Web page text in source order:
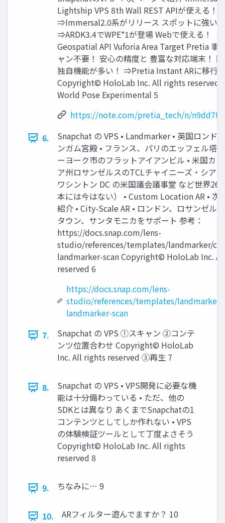
Lightship VPS 8th Wall REST APIが使える！
⇒Immersal2.0系がリリース スポットに強い！
⇒ARDK3.4でWPE*1が登場 Webで使える！
Geospatial API Vuforia Area Target Pretia 事
ャン不要！ 安心の精度と 豊富な対応端末！
独自機能が多い！ ⇒Pretia Instant ARに移行
Copyright© HoloLab Inc. All rights reserved
World Pose Experimental 5
https://note.com/pretia_tech/n/
6.
Snapchat の VPS • Landmarker • 英国ロンド
ンガム宮殿 • フランス、パリのエッフェル塔
ーヨーク市のフラットアイアンビル • 米国カ
ア州ロサンゼルスのTCLチャイニーズ・シア
ワシントン DC の米国議会議事堂 など世界26
本には今はない） • Custom Location AR • 次
紹介 • City-Scale AR • ロンドン、ロサンゼル
タウン、サンタモニカをサポート 参考：
https://docs.snap.com/lens-
studio/references/templates/landmarker/
landmarker-scan Copyright© HoloLab Inc.
reserved 6
https://docs.snap.com/lens-
studio/references/templates/
landmarker-scan
7.
Snapchat の VPS ①スキャン ②コンテ
ンツ位置合わせ Copyright© HoloLab
Inc. All rights reserved ③再生 7
8.
Snapchat の VPS • VPS開発に必要な機
能は十分備わっている • ただ、他の
SDKとは異なり あくまでSnapchatの1
コンテンツとしてしか作れない • VPS
の体験検証ツールとして丁度よさそう
Copyright© HoloLab Inc. All rights
reserved 8
9. ちなみに… 9
10. ARフィルター遊んでますか？ 10